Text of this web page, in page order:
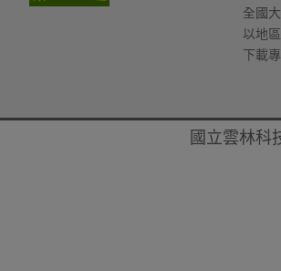
全國
以地
下載
國立雲林科